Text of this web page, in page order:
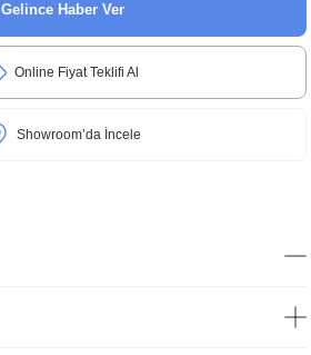
Gelince Haber Ver
Online Fiyat Teklifi Al
Showroom’da İncele